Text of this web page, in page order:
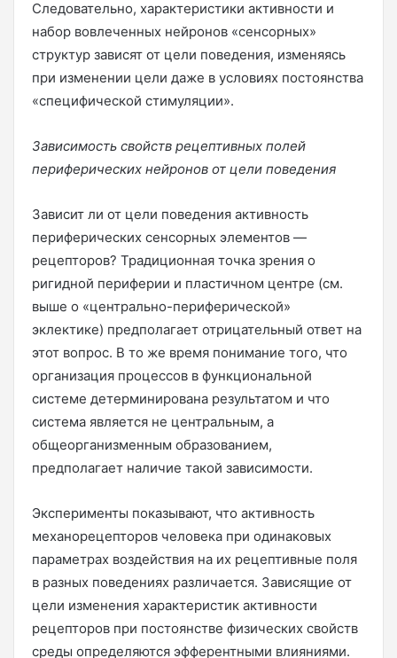
Следовательно, характеристики активности и
набор вовлеченных нейронов «сенсорных»
структур зависят от цели поведения, изменяясь
при изменении цели даже в условиях постоянства
«специфической стимуляции».
Зависимость свойств рецептивных полей
периферических нейронов от цели поведения
Зависит ли от цели поведения активность
периферических сенсорных элементов —
рецепторов? Традиционная точка зрения о
ригидной периферии и пластичном центре (см.
выше о «центрально-периферической»
эклектике) предполагает отрицательный ответ на
этот вопрос. В то же время понимание того, что
организация процессов в функциональной
системе детерминирована результатом и что
система является не центральным, а
общеорганизменным образованием,
предполагает наличие такой зависимости.
Эксперименты показывают, что активность
механорецепторов человека при одинаковых
параметрах воздействия на их рецептивные поля
в разных поведениях различается. Зависящие от
цели изменения характеристик активности
рецепторов при постоянстве физических свойств
среды определяются эфферентными влияниями.